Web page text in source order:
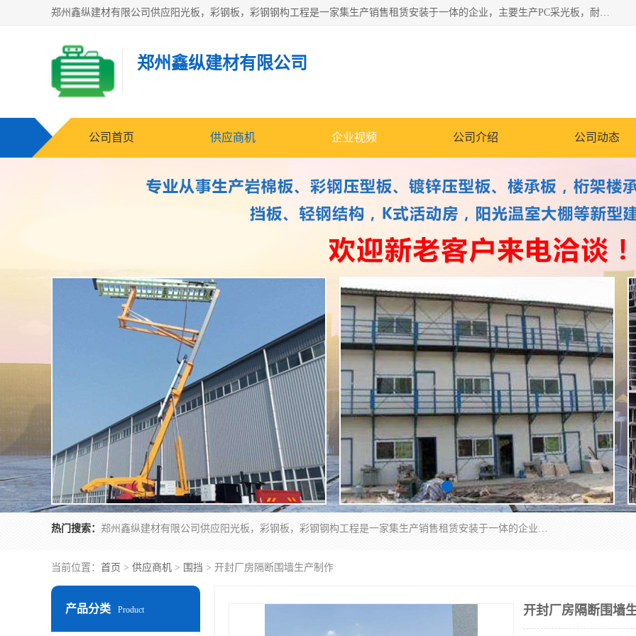
郑州鑫纵建材有限公司供应阳光板，彩钢板，彩钢钢构工程是一家集生产销售租赁安装于一体的企业，主要生产PC采光板，耐力板，仿古琉璃采光板，岩棉板、彩钢压型板、镀锌压型板、桁架楼承板，C、Z型钢檩条、围挡板、轻钢结构，阳光温室大棚等新型建材产品。公司旗下有多台移动式高空压瓦机租赁，承接全国各地业务，专业对外租赁各种型号压瓦机。
郑州鑫纵建材有限公司
公司首页 供应商机 企业视频 公司介绍 公司动态
热门搜索： 郑州鑫纵建材有限公司供应阳光板，彩钢板，彩钢钢构工程是一家集生产销售租赁安装于一体的企业，主要生产PC采光板，耐力板，仿古琉璃采光板，岩棉板、彩钢压型板、镀锌压型板、桁架楼承板，C、Z型钢檩条、围挡板、轻钢结构，阳光温室大棚等新型建材产品。公司旗下有多台移动式高空压瓦机租赁，承接全国各地业务，专业对外租赁各种型号压瓦机。
当前位置： 首页 > 供应商机 > 围挡 > 开封厂房隔断围墙生产制作
产品分类 Product 开封厂房隔断围墙